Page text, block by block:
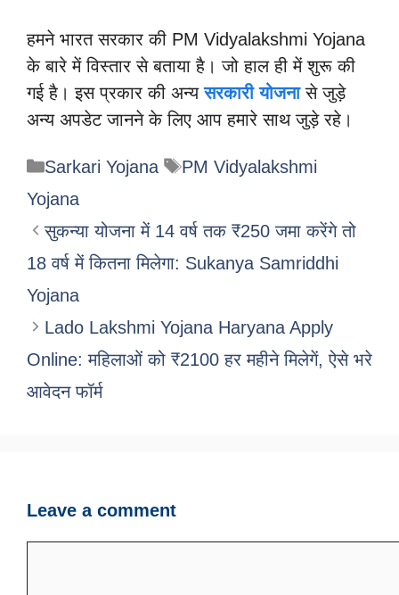
हमने भारत सरकार की PM Vidyalakshmi Yojana
के बारे में विस्तार से बताया है। जो हाल ही में शुरू की
गई है। इस प्रकार की अन्यसरकारी योजनासे जुड़े
अन्य अपडेट जानने के लिए आप हमारे साथ जुड़े रहे।
Categories
Sarkari Yojana Tags
PM Vidyalakshmi
Yojana
सुकन्या योजना में 14 वर्ष तक ₹250 जमा करेंगे तो
18 वर्ष में कितना मिलेगा: Sukanya Samriddhi
Yojana
Lado Lakshmi Yojana Haryana Apply
Online: महिलाओं को ₹2100 हर महीने मिलेगें, ऐसे भरे
आवेदन फॉर्म
Leave a comment